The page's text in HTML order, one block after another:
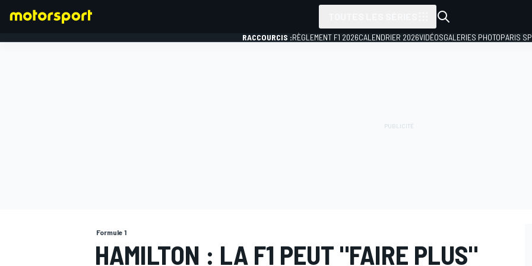
RACCOURCIS :RÈGLEMENT F1 2026CALENDRIER 2026VIDÉOSGALERIES PHOTOPARIS
Formule 1
HAMILTON : LA F1 PEUT "FAIRE PLUS"